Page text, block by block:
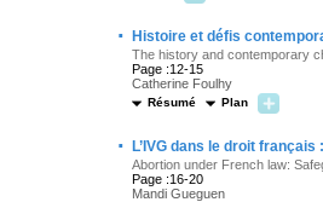
· Histoire et défis
The history and contemporary
Page :12-15
Catherine Foulhy
Résumé Plan
· L’IVG dans le droit
Abortion under French law:
Page :16-20
Mandi Gueguen